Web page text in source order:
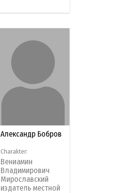
Александр Бобров
Charakter:
Вениамин
Владимирович
Мирославский
издатель местной